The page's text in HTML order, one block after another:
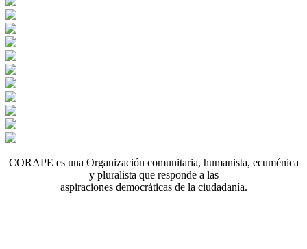
CORAPE es una Organización comunitaria, humanista, ecuménica
y pluralista que responde a las
aspiraciones democráticas de la ciudadanía.